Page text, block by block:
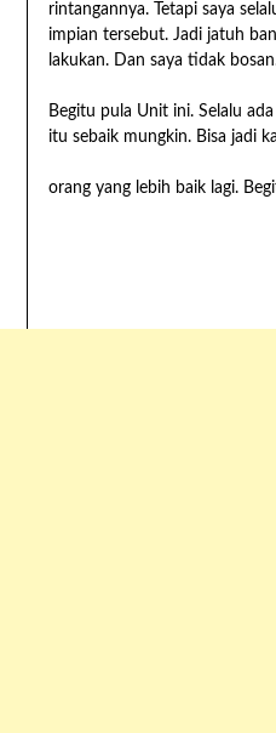
rintangannya. Tetapi saya
impian tersebut. Jadi jatuh
lakukan. Dan saya tidak
Begitu pula Unit ini. Selalu
itu sebaik mungkin. Bisa jadi
orang yang lebih baik lagi.